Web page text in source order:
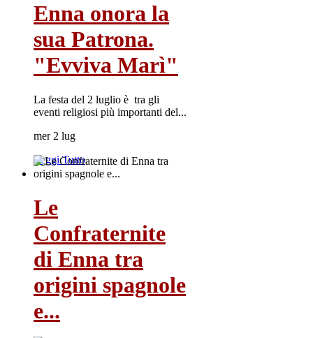
Enna onora la
sua Patrona.
"Evviva Marì"
La festa del 2 luglio è tra gli
eventi religiosi più importanti del...
mer 2 lug
Leggi Tutto
Le
Confraternite
di Enna tra
origini spagnole
e...